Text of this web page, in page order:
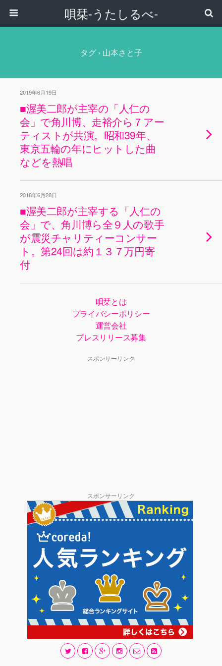
唄栞-うたしるべ-
タグ › 山本さと子
2019年6月19日
■渥美二郎が主宰の「人仁の
会」で角川博、走裕介ら７アー
ティストが共演。昭和39年、
東京五輪の年にヒットした曲
などを熱唱
2018年6月28日
■渥美二郎が主宰する「人仁の
会」で、角川博ら全９人の歌手
が震災チャリティーコンサー
ト。第24回は約１３７万円寄
付
唄栞とは
プライバシーポリシー
運営会社
プレスリリース募集
スポンサーリンク
スポンサーリンク